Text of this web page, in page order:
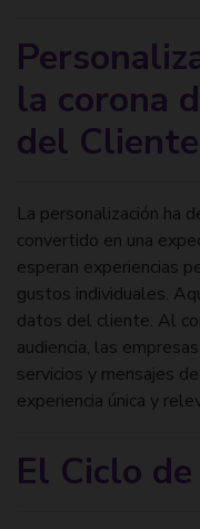
la corona
del Cliente
La personalización ha
convertido en una
esperan experiencias
gustos individuales.
datos del cliente. Al
audiencia, las
servicios y mensajes
experiencia única y
El Ciclo